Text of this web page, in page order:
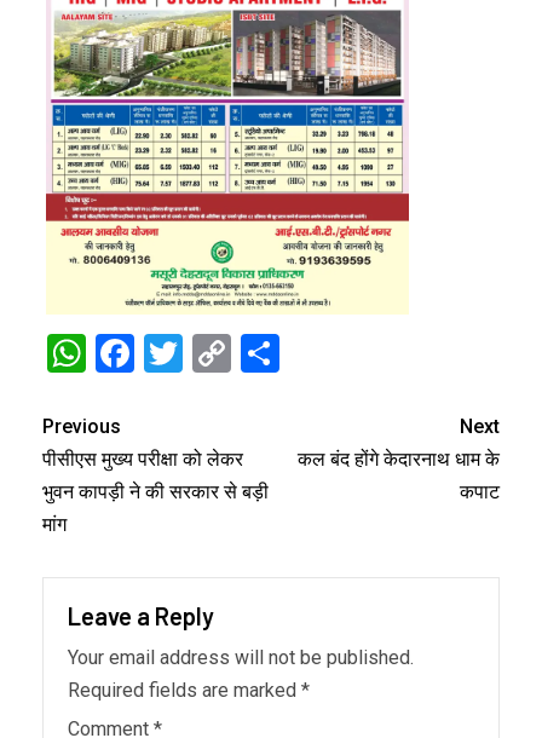
WhatsApp
Facebook
Twitter
Copy
Previous
पीसीएस मुख्य परीक्षा को लेकर
भुवन कापड़ी ने की सरकार से बड़ी
मांग
Next
कल बंद होंगे केदारनाथ धाम के
कपाट
Leave a Reply
Your email address will not be published.
Required fields are marked *
Comment *